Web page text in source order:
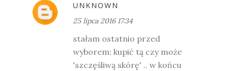
UNKNOWN
25 lipca 2016 17:34
stałam ostatnio przed
wyborem: kupić tą czy może
'szczęśliwą skórę' .. w końcu